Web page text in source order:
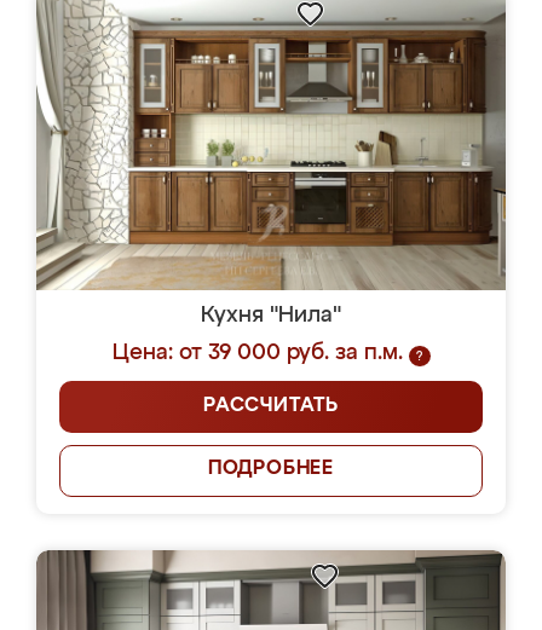
Кухня "Нила"
Цена: от 39 000 руб. за п.м.
?
РАССЧИТАТЬ
ПОДРОБНЕЕ